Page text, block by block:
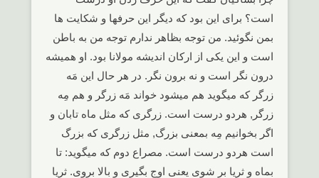
است؟ برای این بود که دیگر این حرفها و شکایت ها
بمن نگوئید. من توجه بظاهر ندارم توجه من به باطن
است و این یکی از ارکان اندیشه مولانا بود. او همیشه
درون نگر است و نه برون نگر. در هر حال این مَه
زرگر که میگوید هم میشود خواند مَه زرگر و هم مِه
زرگر, هردو درست است. زرگری که مثل ماه تابان و
اگر بخوانیم مِه بمعنی بزرگ, مثل زرگری که بزرگ
است هردو درست است. مصراع دوم که میگوید: تا
بماه و ثریا بر شوی یعنی اوج بگیری و بالا بروی. ثریا